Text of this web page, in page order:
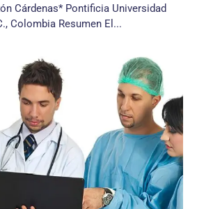
Cárdenas* Pontificia Universidad
Colombia Resumen El...